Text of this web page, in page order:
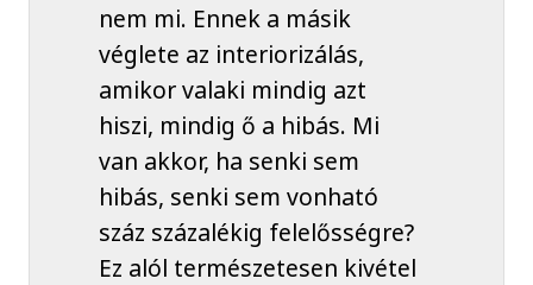
nem mi. Ennek a másik
véglete az interiorizálás,
amikor valaki mindig azt
hiszi, mindig ő a hibás. Mi
van akkor, ha senki sem
hibás, senki sem vonható
száz százalékig felelősségre?
Ez alól természetesen kivétel